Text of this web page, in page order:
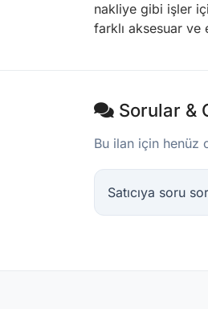
nakliye gibi işler
farklı aksesuar ve
Sorular &
Bu ilan için henüz
Satıcıya soru